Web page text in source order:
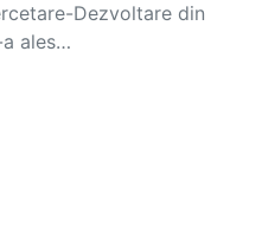
Dezvoltare din
a ales…